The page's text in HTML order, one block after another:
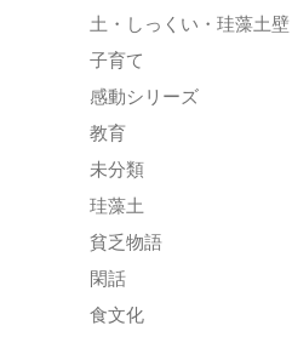
土・しっくい・珪藻土壁
子育て
感動シリーズ
教育
未分類
珪藻土
貧乏物語
閑話
食文化